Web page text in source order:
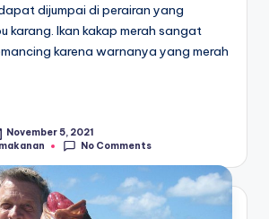
dijumpai di perairan yang
karang. Ikan kakap merah sangat
karena warnanya yang merah
November 5, 2021
makanan No Comments